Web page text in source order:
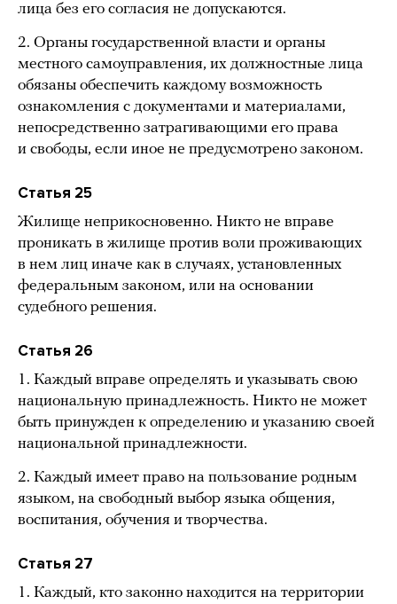
лица без его согласия не допускаются.
2. Органы государственной власти и органы
местного самоуправления, их должностные лица
обязаны обеспечить каждому возможность
ознакомления с документами и материалами,
непосредственно затрагивающими его права
и свободы, если иное не предусмотрено законом.
Статья 25
Жилище неприкосновенно. Никто не вправе
проникать в жилище против воли проживающих
в нем лиц иначе как в случаях, установленных
федеральным законом, или на основании
судебного решения.
Статья 26
1. Каждый вправе определять и указывать свою
национальную принадлежность. Никто не может
быть принужден к определению и указанию своей
национальной принадлежности.
2. Каждый имеет право на пользование родным
языком, на свободный выбор языка общения,
воспитания, обучения и творчества.
Статья 27
1. Каждый, кто законно находится на территории